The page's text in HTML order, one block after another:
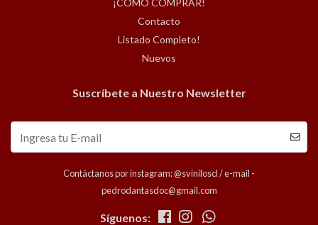
¡COMO COMPRAR!
Contacto
Listado Completo!
Nuevos
Suscríbete a Nuestro Newsletter
Contáctanos por instagram: @sviniloscl / e-mail -
pedrodantasdoc@gmail.com
Síguenos: